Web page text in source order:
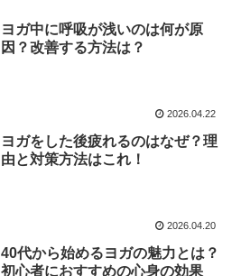
ヨガ中に呼吸が浅いのは何が原
因？改善する方法は？
2026.04.22
ヨガをした後疲れるのはなぜ？理
由と対策方法はこれ！
2026.04.20
40代から始めるヨガの魅力とは？
初心者におすすめの心身の効果